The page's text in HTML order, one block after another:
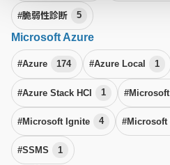
#脆弱性診断 5
Microsoft Azure
#Azure 174 #Azure Local 1
#Azure Stack HCI 1 #Microsoft
#Microsoft Ignite 4 #Microsoft
#SSMS 1